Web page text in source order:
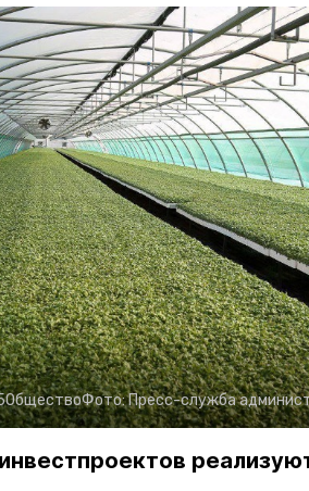
ОбществоФото:Пресс-служба